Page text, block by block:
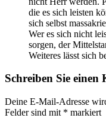
die es sich leisten
sich selbst
Wer es sich nicht
sorgen, der
Weiteres lässt sich
Schreiben Sie einen
Deine E-Mail-Adresse
Felder sind mit * markiert